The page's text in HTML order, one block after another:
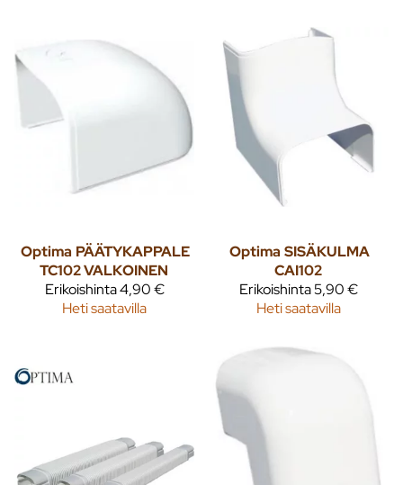
Optima PÄÄTYKAPPALE
TC102 VALKOINEN
Erikoishinta4,90 €
Heti saatavilla
Optima SISÄKULMA
CAI102
Erikoishinta5,90 €
Heti saatavilla